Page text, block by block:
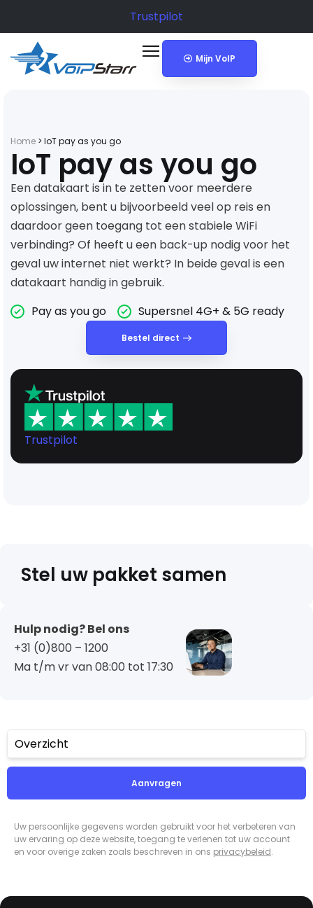
Trustpilot
Mijn VoIP
Home > IoT pay as you go
IoT pay as you go
Een datakaart is in te zetten voor meerdere
oplossingen, bent u bijvoorbeeld veel op reis en
daardoor geen toegang tot een stabiele WiFi
verbinding? Of heeft u een back-up nodig voor het
geval uw internet niet werkt? In beide geval is een
datakaart handig in gebruik.
Pay as you go
Supersnel 4G+ & 5G ready
Bestel direct
Trustpilot
Stel uw pakket samen
Hulp nodig? Bel ons
+31 (0)800 – 1200
Ma t/m vr van 08:00 tot 17:30
Overzicht
Aanvragen
Uw persoonlijke gegevens worden gebruikt voor het verbeteren van
uw ervaring op deze website, toegang te verlenen tot uw account
en voor overige zaken zoals beschreven in ons privacybeleid.